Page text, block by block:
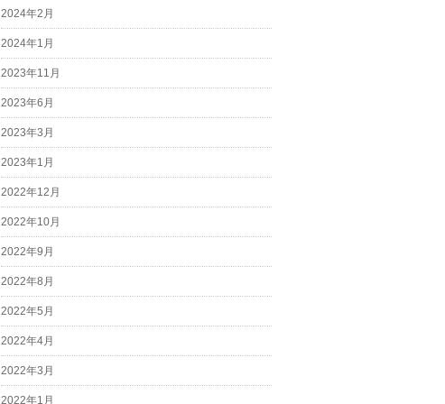
2024年2月
2024年1月
2023年11月
2023年6月
2023年3月
2023年1月
2022年12月
2022年10月
2022年9月
2022年8月
2022年5月
2022年4月
2022年3月
2022年1月